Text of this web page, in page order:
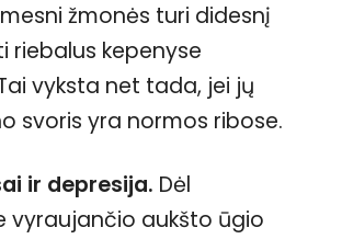
žmonės turi didesnį
riebalus kepenyse
vyksta net tada, jei jų
svoris yra normos ribose.
ir depresija. Dėl
vyraujančio aukšto ūgio